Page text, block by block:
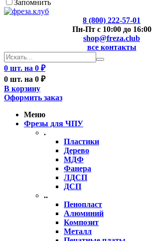
Запомнить
8 (800) 222-57-01
Пн-Пт с 10:00 до 16:00
shop@freza.club
все контакты
0 шт. на 0 ₽
0 шт. на 0 ₽
В корзину
Оформить заказ
Меню
Фрезы для ЧПУ
.
Пластики
Дерево
МДФ
Фанера
ЛДСП
ДСП
..
Пенопласт
Алюминий
Композит
Металл